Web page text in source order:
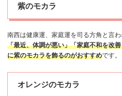
紫のモカラ
南西は健康運、家庭運を司る方角と言わ
「最近、体調が悪い」「家庭不和を改
に紫のモカラを飾るのがおすすめです。
オレンジのモカラ